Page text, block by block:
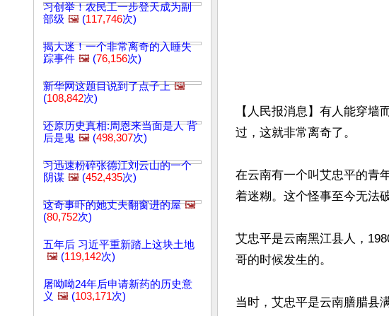
习创举！农民工一步登天成为副
部级 🖼️ (117,746次)
揭大迷！一个非常离奇的入睡失
踪事件 🖼️ (76,156次)
新华网这题目说到了点子上 🖼️
(108,842次)
还原历史真相:周恩来当面是人 背
后是鬼 🖼️ (498,307次)
习迅速粉碎张德江刘云山的一个
阴谋 🖼️ (452,435次)
这奇事吓的她丈夫翻窗进的屋 🖼️
(80,752次)
五年后 习近平重新踏上这块土地
🖼️ (119,142次)
屠呦呦24年后申请新药的历史意
义 🖼️ (103,171次)
【人民报消息】有人能穿
过，这就非常离奇了。
在云南有一个叫艾忠平的青
着迷糊。这个怪事至今无法破
艾忠平是云南黑江县人，
哥的时候发生的。
当时，艾忠平是云南膳腊县